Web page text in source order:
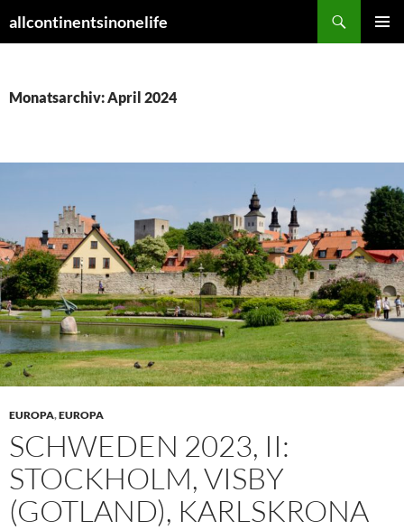
Inhalt
allcontinentsinonelife
Monatsarchiv: April 2024
EUROPA,EUROPA
SCHWEDEN 2023, II:
STOCKHOLM, VISBY
(GOTLAND), KARLSKRONA